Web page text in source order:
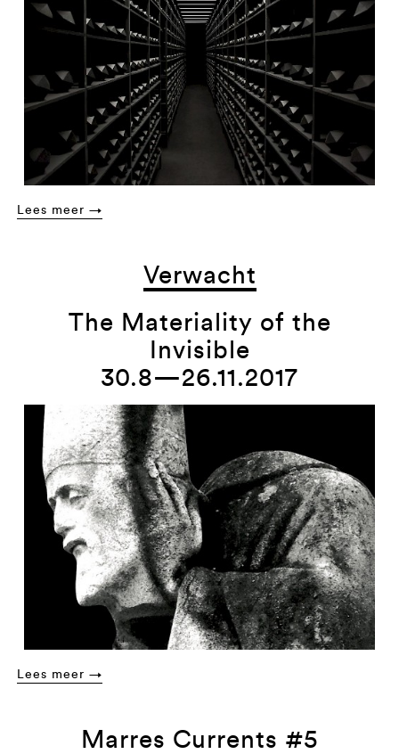
Lees meer →
Verwacht
The Materiality of the
Invisible
30.8—26.11.2017
Lees meer →
Marres Currents #5